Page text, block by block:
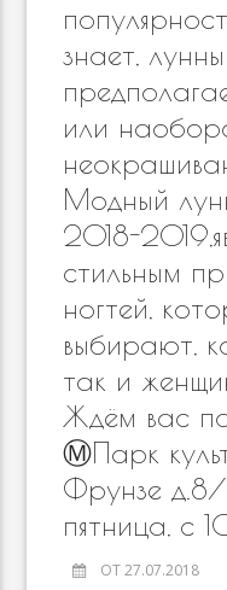
знает,
или
Модный
2018-
стильным
ногтей,
выбирают,
так и
Ждём вас
Ⓜ️Парк
Фрунзе д.8/
пятница, с
ОТ 27.07.2018